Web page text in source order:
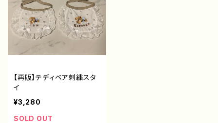
【再販】テディベア刺繍スタ
イ
¥3,280
SOLD OUT